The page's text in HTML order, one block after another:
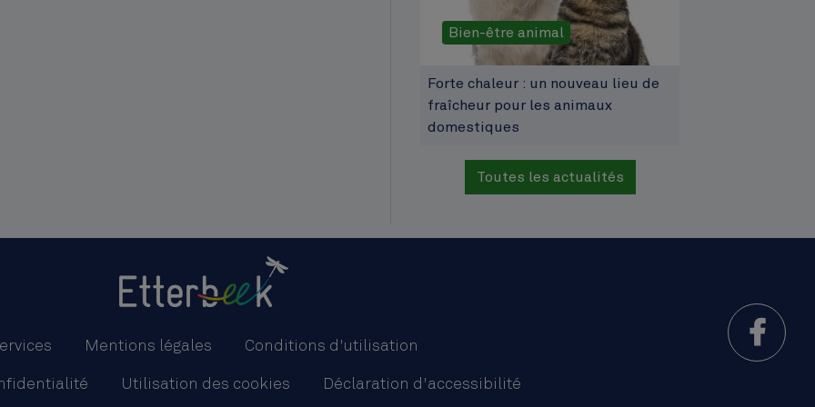
Bien-être animal
Forte chaleur : un nouveau lieu de
fraîcheur pour les animaux
domestiques
Toutes les actualités
Mentions légales Conditions d'utilisation
Utilisation des cookies Déclaration d'accessibilité